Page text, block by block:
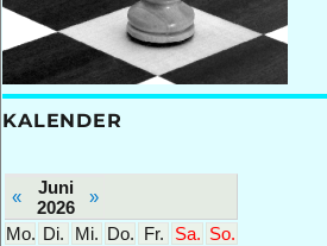
KALENDER
«
Juni
2026
»
Mo. Di. Mi. Do. Fr. Sa. So.